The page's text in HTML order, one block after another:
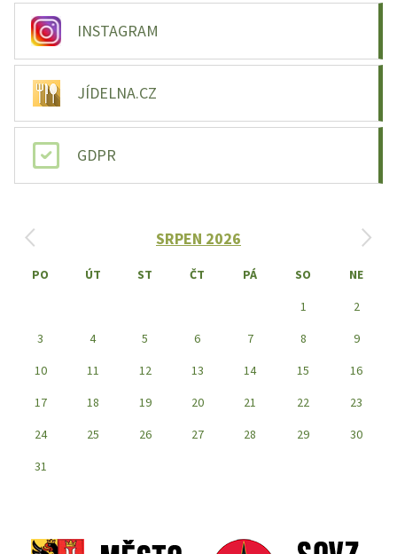
INSTAGRAM
JÍDELNA.CZ
GDPR
SRPEN 2026
PO ÚT ST ČT PÁ SO
NE
1
2
3
4 5 6 7 8
9
10
11 12 13 14 15
16
17
18 19 20 21 22
23
24
25 26 27 28 29
30
31